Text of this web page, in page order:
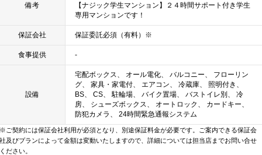
備考
【ナジック学生マンション】２４時間サポート付き学生
専用マンションです！
保証会社 保証委託必須（有料）※
食事提供 -
設備
宅配ボックス、 オール電化、 バルコニー、 フローリン
グ、 家具・家電付、 エアコン、 冷蔵庫、 照明付き、
BS、 CS、 駐輪場、 バイク置場、 バストイレ別、 冷
房、 シューズボックス、 オートロック、 カードキー、
防犯カメラ、 24時間緊急通報システム
※ご契約には保証会社利用が必須となり、別途保証料金が必要です。ご案内できる保証会
社及びプランによって金額は変動いたしますので、詳細については担当店までお問い合せ
ください。